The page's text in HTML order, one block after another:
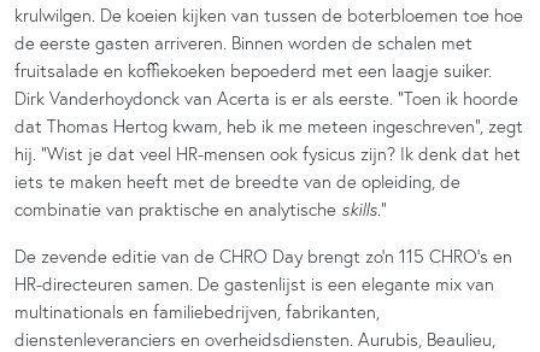
krulwilgen. De koeien kijken van tussen de boterbloemen toe hoe
de eerste gasten arriveren. Binnen worden de schalen met
fruitsalade en koffiekoeken bepoederd met een laagje suiker.
Dirk Vanderhoydonck van Acerta is er als eerste. “Toen ik hoorde
dat Thomas Hertog kwam, heb ik me meteen ingeschreven”, zegt
hij. “Wist je dat veel HR-mensen ook fysicus zijn? Ik denk dat het
iets te maken heeft met de breedte van de opleiding, de
combinatie van praktische en analytische skills .”
De zevende editie van de CHRO Day brengt zo’n 115 CHRO’s en
HR-directeuren samen. De gastenlijst is een elegante mix van
multinationals en familiebedrijven, fabrikanten,
dienstenleveranciers en overheidsdiensten. Aurubis, Beaulieu,